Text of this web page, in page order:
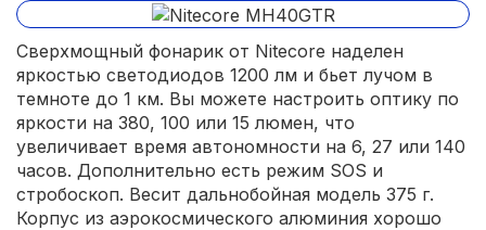
Сверхмощный фонарик от Nitecore наделен
яркостью светодиодов 1200 лм и бьет лучом в
темноте до 1 км. Вы можете настроить оптику по
яркости на 380, 100 или 15 люмен, что
увеличивает время автономности на 6, 27 или 140
часов. Дополнительно есть режим SOS и
стробоскоп. Весит дальнобойная модель 375 г.
Корпус из аэрокосмического алюминия хорошо